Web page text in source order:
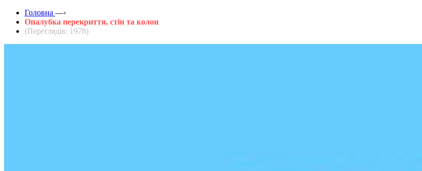
Головна —›
Опалубка перекриття, стін та колон
(Переглядів: 1978)